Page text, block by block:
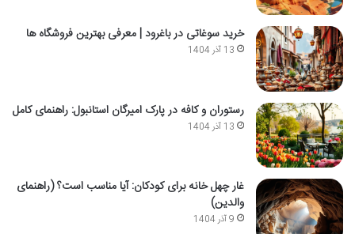
خرید سوغاتی در باغرود | معرفی بهترین فروشگاه ها
13 آذر 1404
رستوران و کافه در پارک امیرگان استانبول: راهنمای کامل
13 آذر 1404
غار چهل خانه برای کودکان: آیا مناسب است؟ (راهنمای
والدین)
9 آذر 1404